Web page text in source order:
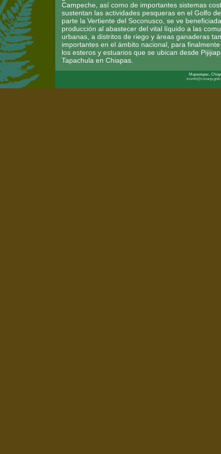
Campeche, así como de importantes sistemas
sustentan las actividades pesqueras en el Golfo
parte la Vertiente del Soconusco, se ve
producción al abastecer del vital líquido a las
urbanas, a distritos de riego y áreas ganaderas
importantes en el ámbito nacional, para
los esteros y estuarios que se ubican desde
Tapachula en Chiapas.
Mapastepec,